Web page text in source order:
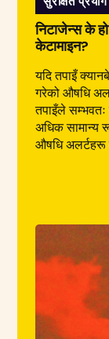
निटाजेन्स के
केटामाइन?
यदि तपाइँ
गरेको औषधि
तपाइँले
अधिक सामान्य
औषधि अलर्टहरू